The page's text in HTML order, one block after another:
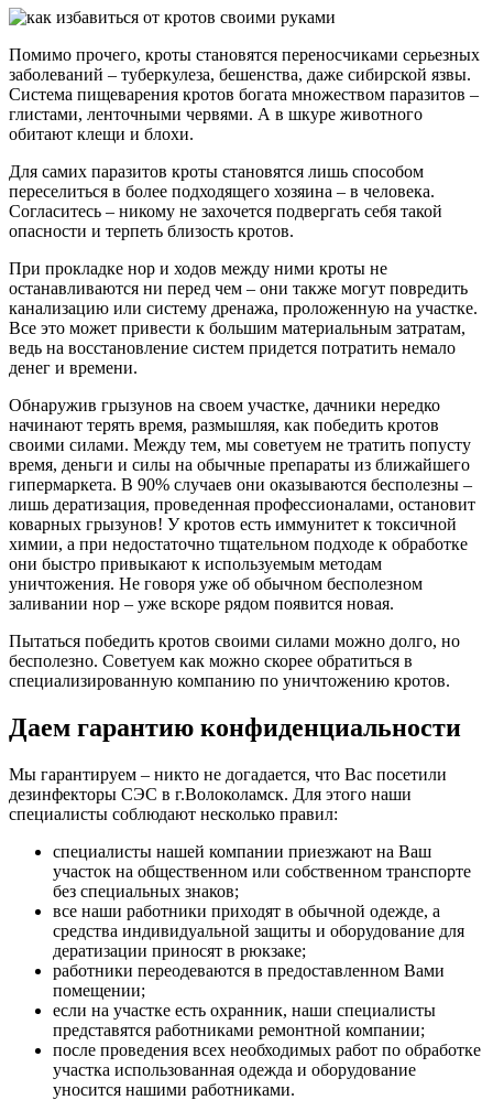
Помимо прочего, кроты становятся переносчиками серьезных
заболеваний – туберкулеза, бешенства, даже сибирской язвы.
Система пищеварения кротов богата множеством паразитов –
глистами, ленточными червями. А в шкуре животного
обитают клещи и блохи.
Для самих паразитов кроты становятся лишь способом
переселиться в более подходящего хозяина – в человека.
Согласитесь – никому не захочется подвергать себя такой
опасности и терпеть близость кротов.
При прокладке нор и ходов между ними кроты не
останавливаются ни перед чем – они также могут повредить
канализацию или систему дренажа, проложенную на участке.
Все это может привести к большим материальным затратам,
ведь на восстановление систем придется потратить немало
денег и времени.
Обнаружив грызунов на своем участке, дачники нередко
начинают терять время, размышляя, как победить кротов
своими силами. Между тем, мы советуем не тратить попусту
время, деньги и силы на обычные препараты из ближайшего
гипермаркета. В 90% случаев они оказываются бесполезны –
лишь дератизация, проведенная профессионалами, остановит
коварных грызунов! У кротов есть иммунитет к токсичной
химии, а при недостаточно тщательном подходе к обработке
они быстро привыкают к используемым методам
уничтожения. Не говоря уже об обычном бесполезном
заливании нор – уже вскоре рядом появится новая.
Пытаться победить кротов своими силами можно долго, но
бесполезно. Советуем как можно скорее обратиться в
специализированную компанию по уничтожению кротов.
Даем гарантию конфиденциальности
Мы гарантируем – никто не догадается, что Вас посетили
дезинфекторы СЭС в г.Волоколамск. Для этого наши
специалисты соблюдают несколько правил:
специалисты нашей компании приезжают на Ваш
участок на общественном или собственном транспорте
без специальных знаков;
все наши работники приходят в обычной одежде, а
средства индивидуальной защиты и оборудование для
дератизации приносят в рюкзаке;
работники переодеваются в предоставленном Вами
помещении;
если на участке есть охранник, наши специалисты
представятся работниками ремонтной компании;
после проведения всех необходимых работ по обработке
участка использованная одежда и оборудование
уносится нашими работниками.